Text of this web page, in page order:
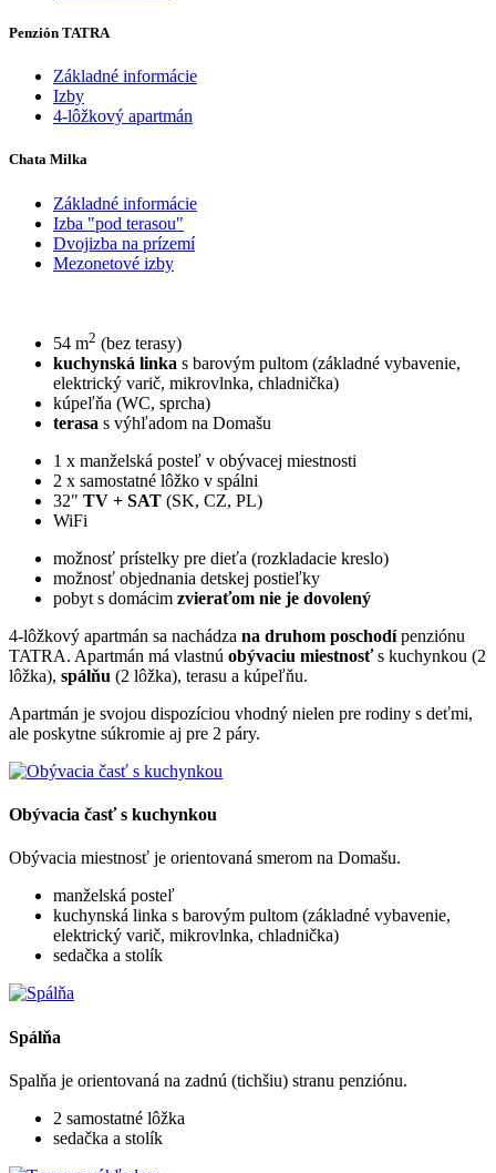
Penzión TATRA
Základné informácie
Izby
4-lôžkový apartmán
Chata Milka
Základné informácie
Izba "pod terasou"
Dvojizba na prízemí
Mezonetové izby
54 m2 (bez terasy)
kuchynská linka s barovým pultom (základné vybavenie,
elektrický varič, mikrovlnka, chladnička)
kúpeľňa (WC, sprcha)
terasa s výhľadom na Domašu
1 x manželská posteľ v obývacej miestnosti
2 x samostatné lôžko v spálni
32" TV + SAT (SK, CZ, PL)
WiFi
možnosť prístelky pre dieťa (rozkladacie kreslo)
možnosť objednania detskej postieľky
pobyt s domácim zvieraťom nie je dovolený
4-lôžkový apartmán sa nachádza na druhom poschodípenziónu
TATRA. Apartmán má vlastnú obývaciu miestnosťs kuchynkou (2
lôžka), spálňu (2 lôžka), terasu a kúpeľňu.
Apartmán je svojou dispozíciou vhodný nielen pre rodiny s deťmi,
ale poskytne súkromie aj pre 2 páry.
Obývacia časť s kuchynkou
Obývacia miestnosť je orientovaná smerom na Domašu.
manželská posteľ
kuchynská linka s barovým pultom (základné vybavenie,
elektrický varič, mikrovlnka, chladnička)
sedačka a stolík
Spálňa
Spalňa je orientovaná na zadnú (tichšiu) stranu penziónu.
2 samostatné lôžka
sedačka a stolík